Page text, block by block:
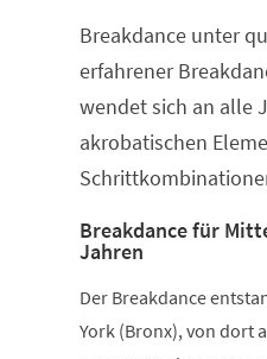
Breakdance unter
erfahrener
wendet sich an alle
akrobatischen
Breakdance für
Jahren
Der Breakdance
York (Bronx), von dort